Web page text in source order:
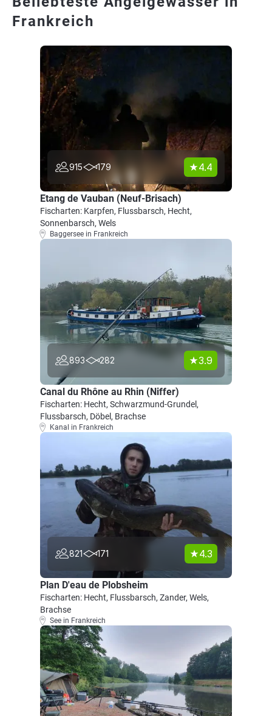
Frankreich
915 179 4.4
Etang de Vauban (Neuf-Brisach)
Fischarten: Karpfen, Flussbarsch, Hecht,
Sonnenbarsch, Wels
Baggersee in Frankreich
893 282 3.9
Canal du Rhône au Rhin (Niffer)
Fischarten: Hecht, Schwarzmund-Grundel,
Flussbarsch, Döbel, Brachse
Kanal in Frankreich
821 171 4.3
Plan D'eau de Plobsheim
Fischarten: Hecht, Flussbarsch, Zander, Wels,
Brachse
See in Frankreich